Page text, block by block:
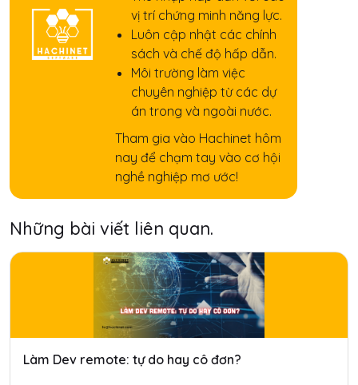
vị trí chứng minh năng lực.
Luôn cập nhật các chính
sách và chế độ hấp dẫn.
Môi trường làm việc
chuyên nghiệp từ các dự
án trong và ngoài nước.
Tham gia vào Hachinet hôm
nay để chạm tay vào cơ hội
nghề nghiệp mơ ước!
Những bài viết liên quan.
Làm Dev remote: tự do hay cô đơn?